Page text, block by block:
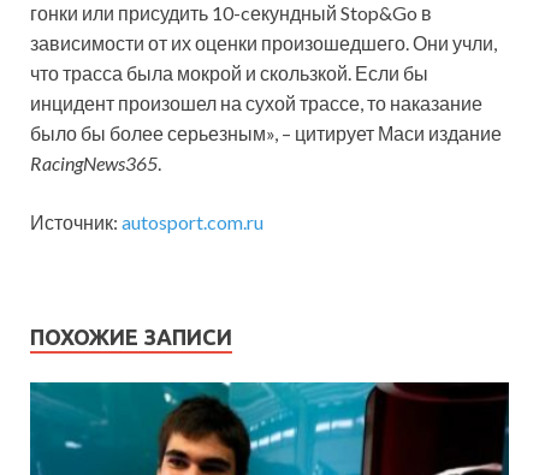
гонки или присудить 10-cекундный Stop&Go в
зависимости от их оценки произошедшего. Они учли,
что трасса была мокрой и скользкой. Если бы
инцидент произошел на сухой трассе, то наказание
было бы более серьезным», – цитирует Маси издание
RacingNews365.
Источник: autosport.com.ru
ПОХОЖИЕ ЗАПИСИ